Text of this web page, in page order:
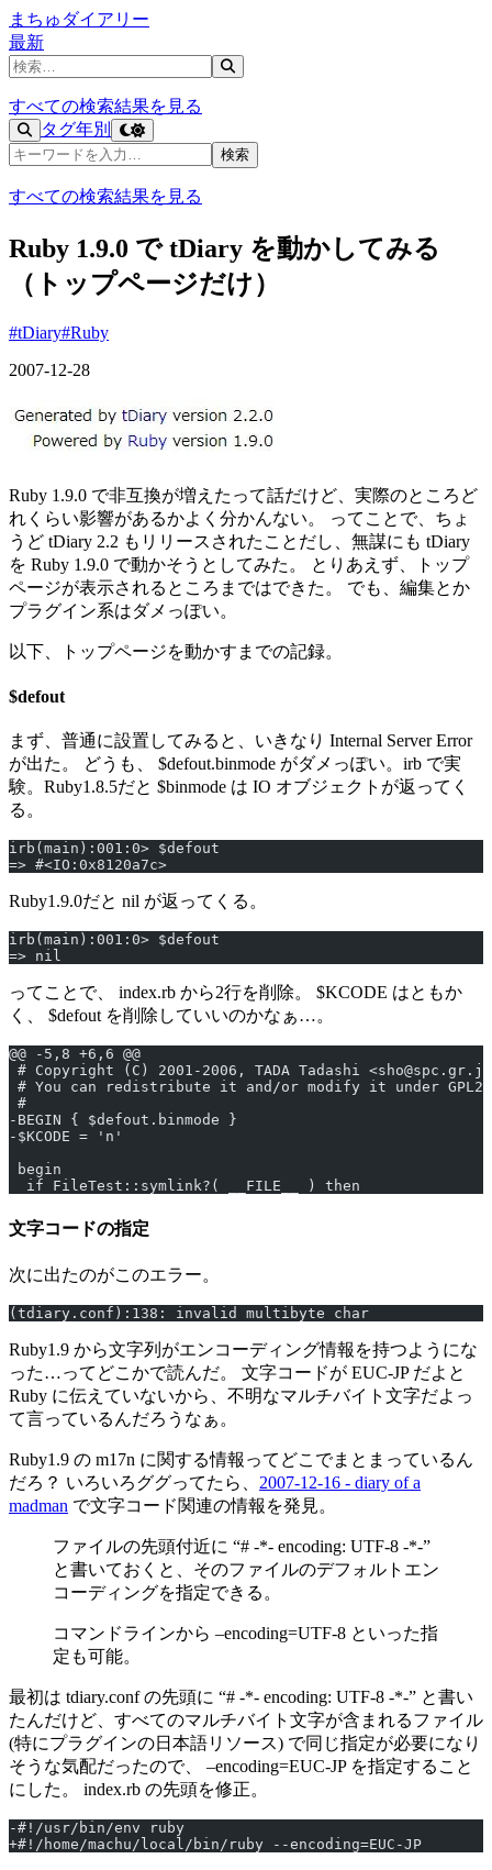
まちゅダイアリー
最新
記事を検索
すべての検索結果を見る
タグ年別
記事を検索
検索
すべての検索結果を見る
Ruby 1.9.0 で tDiary を動かしてみる
（トップページだけ）
#tDiary#Ruby
2007-12-28
Ruby 1.9.0 で非互換が増えたって話だけど、実際のところど
れくらい影響があるかよく分かんない。 ってことで、ちょ
うど tDiary 2.2 もリリースされたことだし、無謀にも tDiary
を Ruby 1.9.0 で動かそうとしてみた。 とりあえず、トップ
ページが表示されるところまではできた。 でも、編集とか
プラグイン系はダメっぽい。
以下、トップページを動かすまでの記録。
$defout
まず、普通に設置してみると、いきなり Internal Server Error
が出た。 どうも、 $defout.binmode がダメっぽい。irb で実
験。Ruby1.8.5だと $binmode は IO オブジェクトが返ってく
る。
irb(main):001:0> $defout
=> #<IO:0x8120a7c>
Ruby1.9.0だと nil が返ってくる。
irb(main):001:0> $defout
=> nil
ってことで、 index.rb から2行を削除。 $KCODE はともか
く、 $defout を削除していいのかなぁ…。
@@ -5,8 +6,6 @@
# Copyright (C) 2001-2006, TADA Tadashi
# You can redistribute it and/or modify it under GPL2.
#
-BEGIN { $defout.binmode }
-$KCODE = 'n'
begin
  if FileTest::symlink?( __FILE__ ) then
文字コードの指定
次に出たのがこのエラー。
(tdiary.conf):138: invalid multibyte char
Ruby1.9 から文字列がエンコーディング情報を持つようにな
った…ってどこかで読んだ。 文字コードが EUC-JP だよと
Ruby に伝えていないから、不明なマルチバイト文字だよっ
て言っているんだろうなぁ。
Ruby1.9 の m17n に関する情報ってどこでまとまっているん
だろ？ いろいろググってたら、 2007-12-16 - diary of a
madman で文字コード関連の情報を発見。
ファイルの先頭付近に “# -*- encoding: UTF-8 -*-”
と書いておくと、そのファイルのデフォルトエン
コーディングを指定できる。
コマンドラインから –encoding=UTF-8 といった指
定も可能。
最初は tdiary.conf の先頭に “# -*- encoding: UTF-8 -*-” と書い
たんだけど、すべてのマルチバイト文字が含まれるファイル
(特にプラグインの日本語リソース) で同じ指定が必要になり
そうな気配だったので、 –encoding=EUC-JP を指定すること
にした。 index.rb の先頭を修正。
-#!/usr/bin/env ruby
+#!/home/machu/local/bin/ruby --encoding=EUC-JP